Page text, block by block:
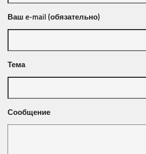
Ваш e-mail (обязательно)
Тема
Сообщение